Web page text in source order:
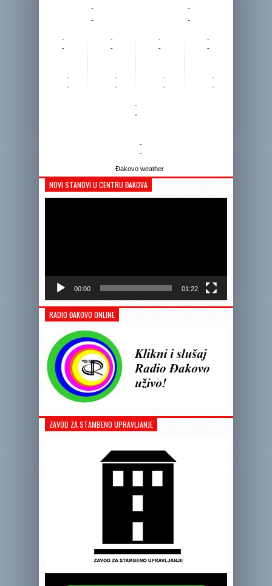
-
-
-
-
-
-
-
-
-
-
-
-
-
-
-
-
-
-
-
-
-
-
-
-
Đakovo weather
NOVI STANOVI U CENTRU ĐAKOVA
00:00 01:22
RADIO ĐAKOVO ONLINE
ZAVOD ZA STAMBENO UPRAVLJANJE